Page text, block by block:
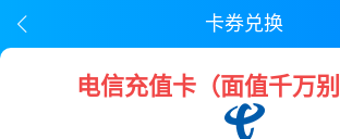
卡券兑换
电信充值卡（面值千万别